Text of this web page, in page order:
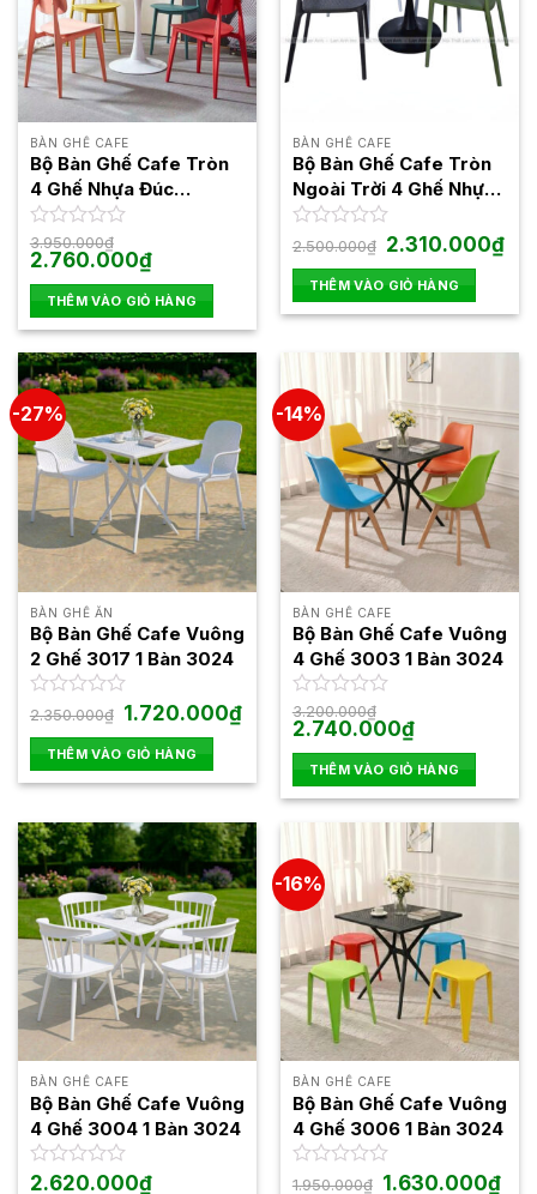
BÀN GHẾ CAFE
Bộ Bàn Ghế Cafe Tròn
4 Ghế Nhựa Đúc
BBCF45
Được
xếp
hạng
0
5
sao
3.950.000₫
Giá
gốc
là:
3.950.000₫.
2.760.000₫Giá
hiện
tại
là:
2.760.000₫.
THÊM VÀO GIỎ HÀNG
BÀN GHẾ CAFE
Bộ Bàn Ghế Cafe Tròn
Ngoài Trời 4 Ghế Nhựa
Đúc Đẹp BBCF39
Được
hạng
0
5
2.500.000₫ Giá
gốc
là:
2.500.000₫.
2.310.000₫Giá
hiện
THÊM VÀO GIỎ HÀNG
-27%
BÀN GHẾ ĂN
Bộ Bàn Ghế Cafe Vuông
2 Ghế 3017 1 Bàn 3024
Được
hạng
0
5
2.350.000₫ Giá
gốc
là:
2.350.000₫.
1.720.000₫Giá
hiện
1.720.000₫.
THÊM VÀO GIỎ HÀNG
-14%
BÀN GHẾ CAFE
Bộ Bàn Ghế Cafe Vuông
4 Ghế 3003 1 Bàn 3024
Được
xếp
hạng
0
5
sao
3.200.000₫
Giá
gốc
là:
3.200.000₫.
2.740.000₫Giá
hiện
tại
là:
2.740.000₫.
THÊM VÀO GIỎ HÀNG
BÀN GHẾ CAFE
Bộ Bàn Ghế Cafe Vuông
4 Ghế 3004 1 Bàn 3024
Được
2.620.000₫
-16%
BÀN GHẾ CAFE
Bộ Bàn Ghế Cafe Vuông
4 Ghế 3006 1 Bàn 3024
Được
1.950.000₫ Giá
1.630.000₫Giá